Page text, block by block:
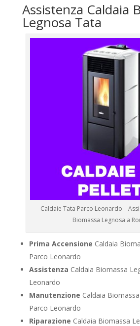
Assistenza Caldaia
Legnosa Tata
Caldaie Tata Parco Leonardo –
Biomassa Legnosa a
Prima Accensione Caldaia
Parco Leonardo
Assistenza Caldaia Biomassa
Leonardo
Manutenzione Caldaia
Parco Leonardo
Riparazione Caldaia Biomassa